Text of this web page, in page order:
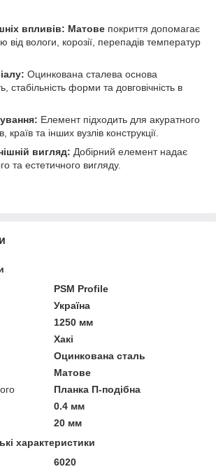
впливів: Матове покриття допомагає
вологи, корозії, перепадів температур
Оцинкована сталева основа
стабільність форми та довговічність в
Елемент підходить для акуратного
та інших вузлів конструкції.
вигляд: Добірний елемент надає
та естетичного вигляду.
PSM Profile
Україна
1250 мм
Хакі
Оцинкована сталь
Матове
Планка П-подібна
0.4 мм
20 мм
характеристики
6020